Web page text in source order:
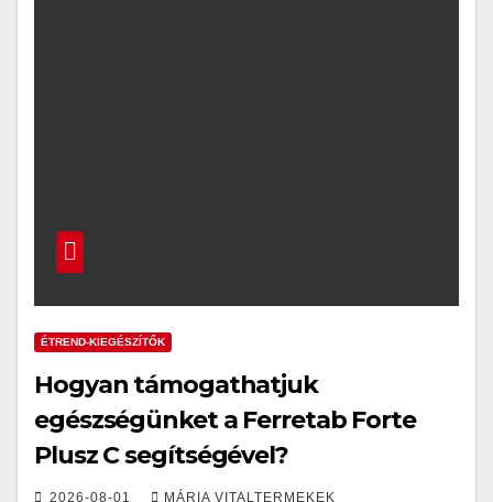
ÉTREND-KIEGÉSZÍTŐK
Hogyan támogathatjuk
egészségünket a Ferretab Forte
Plusz C segítségével?
2026-08-01 MÁRIA VITALTERMEKEK